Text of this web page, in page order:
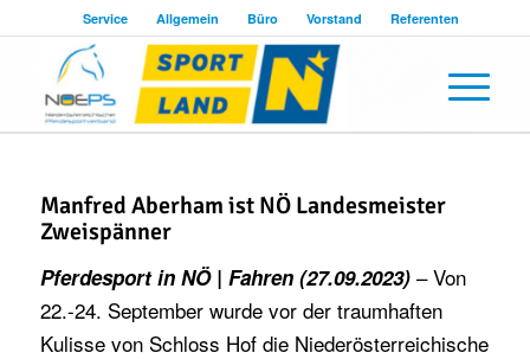
Service Allgemein Büro Vorstand Referenten
Manfred Aberham ist NÖ Landesmeister
Zweispänner
Pferdesport in NÖ | Fahren (27.09.2023)– Von
22.-24. September wurde vor der traumhaften
Kulisse von Schloss Hof die Niederösterreichische